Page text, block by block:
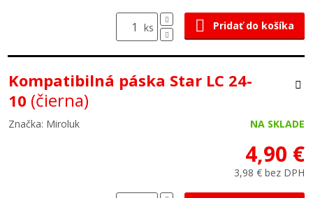
ks Pridať do košíka
Kompatibilná páska Star LC 24-
10 (čierna)
Značka: Miroluk NA SKLADE
4,90 €
3,98 € bez DPH